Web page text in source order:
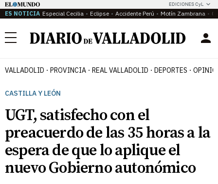
EDICIONES CyL
ES NOTICIA Especial Cecilia Eclipse Accidente Perú Motín Zambrana
Menú
VALLADOLID PROVINCIA REAL VALLADOLID DEPORTES
CASTILLA Y LEÓN
UGT, satisfecho con el
preacuerdo de las 35 horas a la
espera de que lo aplique el
nuevo Gobierno autonómico